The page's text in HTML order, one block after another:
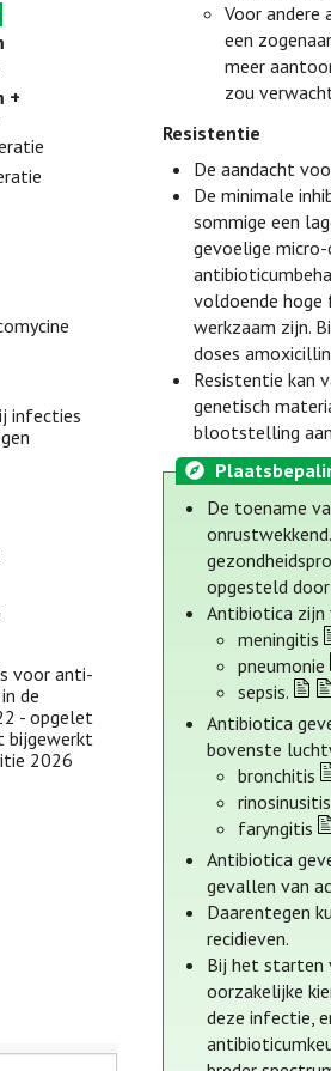
+
infecties
voor anti-
de
- opgelet
bijgewerkt
2026
Voor andere
een
meer
zou
Resistentie
De aandacht
De minimale
sommige een
gevoelige
voldoende hoge
werkzaam zijn.
doses
Resistentie kan
genetisch
blootstelling
De toename
opgesteld door
Antibiotica zijn
meningitis
pneumonie
sepsis.
Antibiotica
bovenste
bronchitis
rinosinusitis
faryngitis
Antibiotica
gevallen van
Daarentegen
recidieven.
Bij het starten
oorzakelijke
deze infectie,